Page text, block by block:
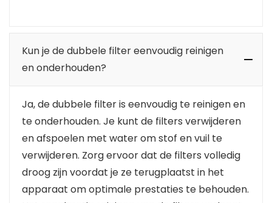
Kun je de dubbele filter eenvoudig reinigen
en onderhouden?
Ja, de dubbele filter is eenvoudig te reinigen en
te onderhouden. Je kunt de filters verwijderen
en afspoelen met water om stof en vuil te
verwijderen. Zorg ervoor dat de filters volledig
droog zijn voordat je ze terugplaatst in het
apparaat om optimale prestaties te behouden.